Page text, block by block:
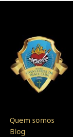
Quem somos
Blog